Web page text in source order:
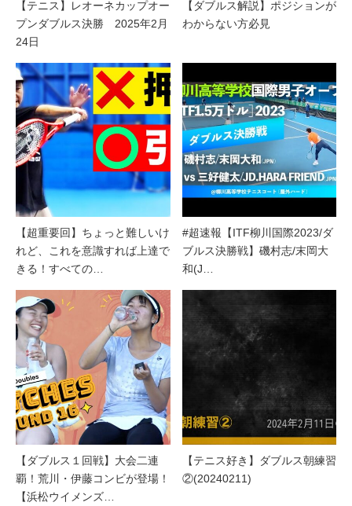
【テニス】レオーネカップオー
プンダブルス決勝 2025年2月
24日
【ダブルス解説】ポジションが
わからない方必見
【超重要回】ちょっと難しいけ
れど、これを意識すれば上達で
きる！すべての…
#超速報【ITF柳川国際2023/ダ
ブルス決勝戦】磯村志/末岡大
和(J…
【ダブルス１回戦】大会二連
覇！荒川・伊藤コンビが登場！
【浜松ウイメンズ…
【テニス好き】ダブルス朝練習
②(20240211)